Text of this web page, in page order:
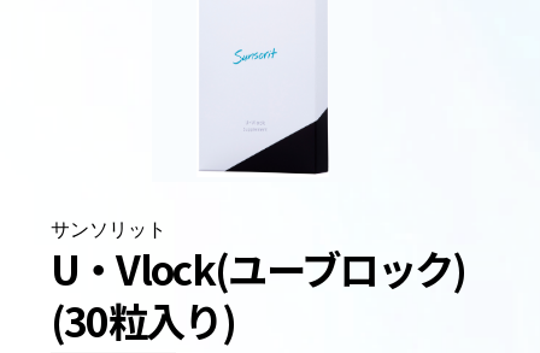
サンソリット
U・Vlock(ユーブロック)
(30粒入り)